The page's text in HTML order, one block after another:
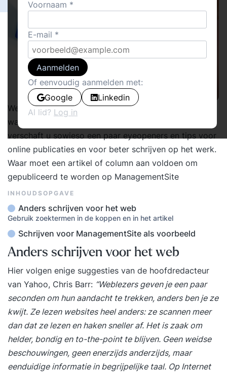
We hebben een selectie van bijdragen met tips
waarmee u uw schrijfstijl verbetert. Een vlotte scan
verschaft u sowieso een paar eyeopeners en tips voor
online publicaties en voor beter schrijven op het werk.
Waar moet een artikel of column aan voldoen om
gepubliceerd te worden op ManagementSite
INHOUDSOPGAVE
Anders schrijven voor het web
Gebruik zoektermen in de koppen en in het artikel
Schrijven voor ManagementSite als voorbeeld
Anders schrijven voor het web
Hier volgen enige suggesties van de hoofdredacteur
van Yahoo, Chris Barr: “Weblezers geven je een paar
seconden om hun aandacht te trekken, anders ben je ze
kwijt. Ze lezen websites heel anders: ze scannen meer
dan dat ze lezen en haken sneller af. Het is zaak om
helder, bondig en to-the-point te blijven. Geen weidse
beschouwingen, geen enerzijds anderzijds, maar
eenduidige informatie in begrijpelijke taal. Op Internet
Voornaam
E-mail
Aanmelden
Of eenvoudig aanmelden met:
Google
Linkedin
Al lid? Log in